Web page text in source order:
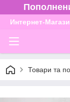
Интернет-
Товари та